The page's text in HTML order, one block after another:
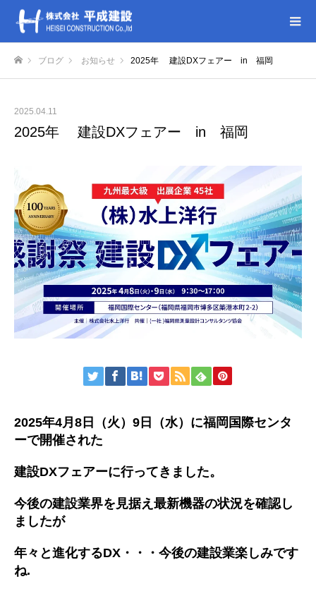
ブログ お知らせ 2025年 建設DXフェアー in 福岡
2025.04.11
2025年 建設DXフェアー in 福岡
2025年4月8日（火）9日（水）に福岡国際センタ
ーで開催された
建設DXフェアーに行ってきました。
今後の建設業界を見据え最新機器の状況を確認し
ましたが
年々と進化するDX・・・今後の建設業楽しみです
ね.